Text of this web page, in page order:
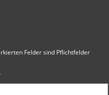
Felder sind Pflichtfelder